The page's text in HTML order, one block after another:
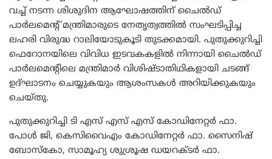
വച്ച് നടന്ന ശിശുദിന ആഘോഷത്തിന് ചൈൽഡ്
പാർലമെന്റ് മന്ത്രിമാരുടെ നേതൃത്വത്തിൽ സംഘടിപ്പിച്ച
ലഹരി വിരുദ്ധ റാലിയോടുകൂടി തുടക്കമായി. പുതുക്കുറിച്ചി
ഫെറോനയിലെ വിവിധ ഇടവകകളിൽ നിന്നായി ചൈൽഡ്
പാർലമെന്റിലെ മന്ത്രിമാർ വിശിഷ്ടാതിഥികളായി ചടങ്ങ്
ഉദ്ഘാടനം ചെയ്യുകയും ആശംസകൾ അറിയിക്കുകയും
ചെയ്തു.
പുതുക്കുറിച്ചി ടി എസ് എസ് എസ് കോഡിനേറ്റർ ഫാ.
പോൾ ജി, കെസിവൈഎം കോഡിനേറ്റർ ഫാ. സൈനിഷ്
ബോസ്കോ, സാമൂഹ്യ ശുശ്രൂഷ ഡയറക്ടർ ഫാ.